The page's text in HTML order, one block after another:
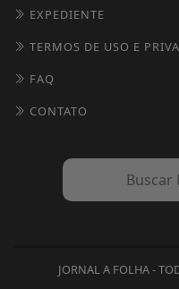
EXPEDIENTE
TERMOS DE USO E
FAQ
CONTATO
JORNAL A FOLHA -
Termos de Uso e
de Uso e Privacidade.